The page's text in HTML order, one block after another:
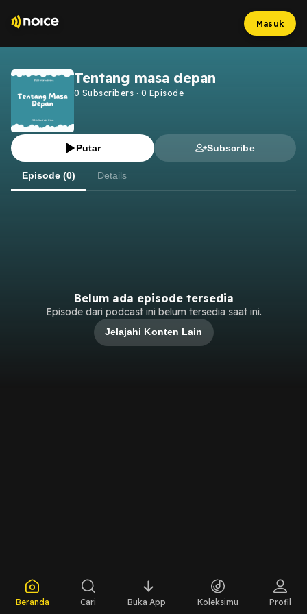
Masuk
Tentang masa depan
0 Subscribers · 0 Episode
Putar Subscribe
Episode (0) Details
Belum ada episode tersedia
Episode dari podcast ini belum tersedia saat ini.
Jelajahi Konten Lain
Beranda Cari Buka App Koleksimu Profil